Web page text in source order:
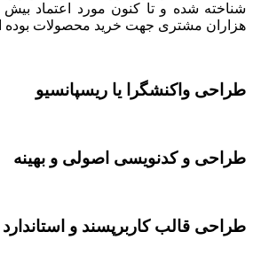
هزاران مشتری جهت خرید محصولات
طراحی واکنشگرا یا ریسپانسیو
طراحی و کدنویسی اصولی و بهینه
طراحی قالب کاربرپسند و استاندارد